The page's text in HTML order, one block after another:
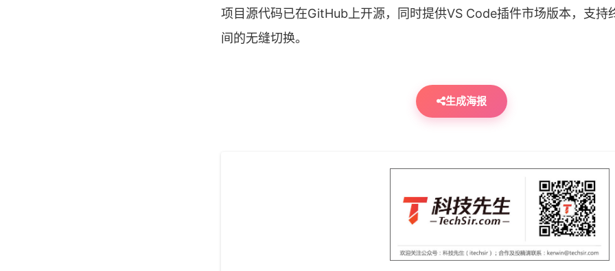
项目源代码已在GitHub上开源，同时提供VS Code插件市场版本，支持
间的无缝切换。
生成海报